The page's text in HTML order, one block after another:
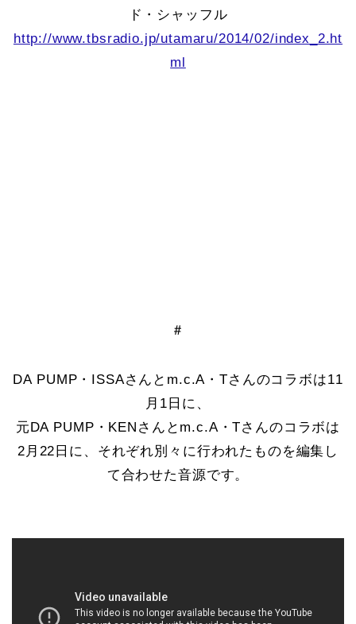
ド・シャッフル
http://www.tbsradio.jp/utamaru/2014/02/index_2.ht
ml
＃
DA PUMP・ISSAさんとm.c.A・Tさんのコラボは11
月1日に、
元DA PUMP・KENさんとm.c.A・Tさんのコラボは
2月22日に、それぞれ別々に行われたものを編集し
て合わせた音源です。